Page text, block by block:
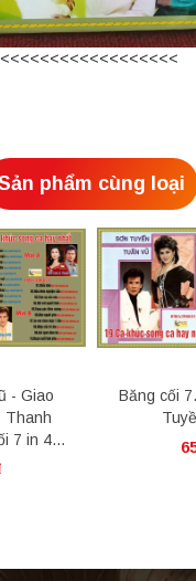
phẩm cùng loại
- Giao
Thanh
7 in 4
Băng cối